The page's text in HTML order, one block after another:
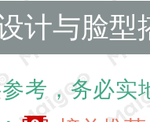
计与脸型
考，务必实